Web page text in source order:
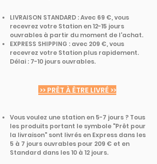
LIVRAISON STANDARD : Avec 69 €, vous
recevrez votre Station en 12-15 jours
ouvrables à partir du moment de l'achat.
EXPRESS SHIPPING : avec 209 €, vous
recevrez votre Station plus rapidement.
Délai : 7-10 jours ouvrables.
>> PRÊT À ÊTRE LIVRÉ >>
Vous voulez une station en 5-7 jours ? Tous
les produits portant le symbole "Prêt pour
la livraison" sont livrés en Express dans les
5 à 7 jours ouvrables pour 209 € et en
Standard dans les 10 à 12 jours.